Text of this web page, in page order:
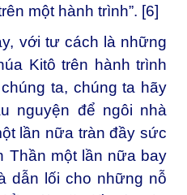
một hành trình”. [6]
với tư cách là những
Kitô trên hành trình
ta, chúng ta hãy
nguyện để ngôi nhà
lần nữa tràn đầy sức
Thần một lần nữa bay
dẫn lối cho những nỗ